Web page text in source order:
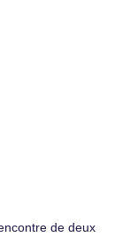
de deux